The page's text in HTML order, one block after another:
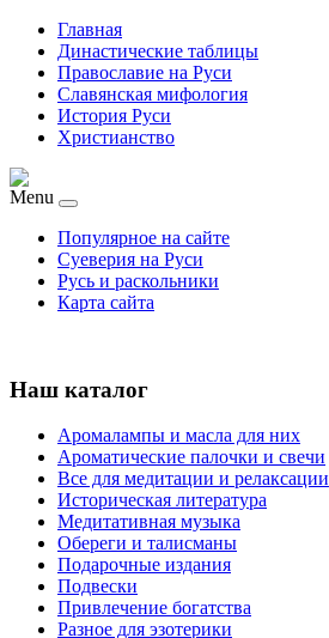
Главная
Династические таблицы
Православие на Руси
Славянская мифология
История Руси
Христианство
Menu
Популярное на сайте
Суеверия на Руси
Русь и раскольники
Карта сайта
Наш каталог
Аромалампы и масла для них
Ароматические палочки и свечи
Все для медитации и релаксации
Историческая литература
Медитативная музыка
Обереги и талисманы
Подарочные издания
Подвески
Привлечение богатства
Разное для эзотерики